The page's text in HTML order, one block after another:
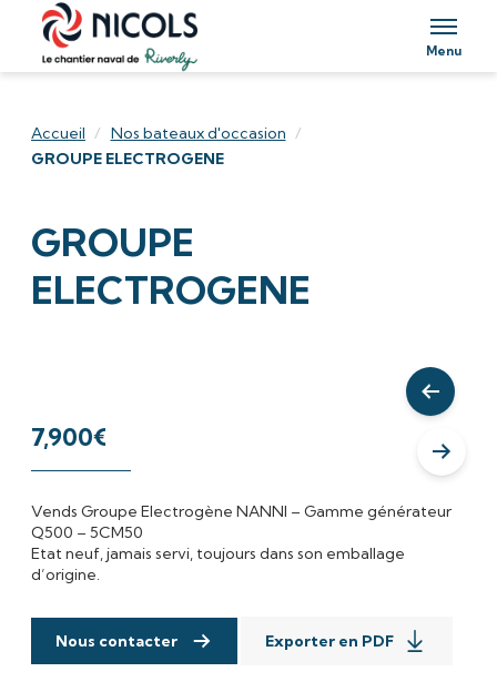
Aller au contenu
Menu
Accueil / Nos bateaux d'occasion /
GROUPE ELECTROGENE
GROUPE
ELECTROGENE
Voir les
Voir
7,900€
Vends Groupe Electrogène NANNI – Gamme générateur
Q500 – 5CM50
Etat neuf, jamais servi, toujours dans son emballage
d’origine.
Nous contacter Exporter en PDF